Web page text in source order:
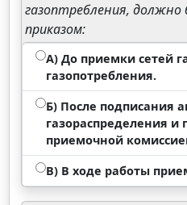
газоптребления,
приказом:
А) До приемки сетей
газопотребления.
Б) После подписания
газораспределения и
приемочной
В) В ходе работы